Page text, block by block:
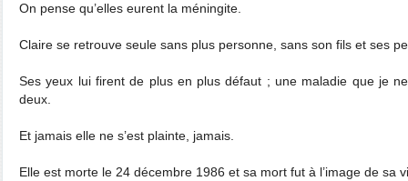
On pense qu’elles eurent la méningite.
Claire se retrouve seule sans plus personne, sans son fils et ses
Ses yeux lui firent de plus en plus défaut ; une maladie que je
deux.
Et jamais elle ne s’est plainte, jamais.
Elle est morte le 24 décembre 1986 et sa mort fut à l’image de sa